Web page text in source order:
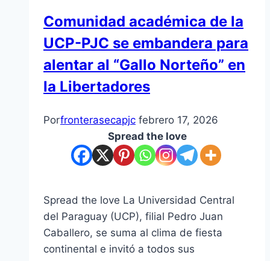
Comunidad académica de la
UCP-PJC se embandera para
alentar al “Gallo Norteño” en
la Libertadores
Porfronterasecapjc febrero 17, 2026
Spread the love
Spread the love La Universidad Central
del Paraguay (UCP), filial Pedro Juan
Caballero, se suma al clima de fiesta
continental e invitó a todos sus